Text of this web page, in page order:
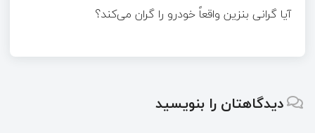
آیا گرانی بنزین واقعاً خودرو را گران می‌کند؟
دیدگاهتان را بنویسید